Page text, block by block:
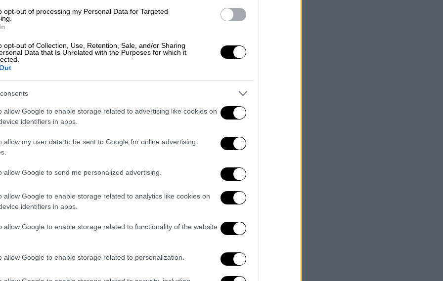
opt-out of processing my Personal Data for Targeted
opt-out of Collection, Use, Retention, Sale, and/or Sharing
Data that Is Unrelated with the Purposes for which it
allow Google to enable storage related to advertising like cookies on
identifiers in apps.
allow my user data to be sent to Google for online advertising
allow Google to send me personalized advertising.
allow Google to enable storage related to analytics like cookies on
identifiers in apps.
allow Google to enable storage related to functionality of the website
allow Google to enable storage related to personalization.
αλλά η Ολυμπία δεν έχει την
που συνήθως συνδέεται με άτομα
κατά τη διάρκεια της